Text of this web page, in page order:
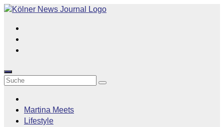
Zum
springen
Martina Meets
Lifestyle